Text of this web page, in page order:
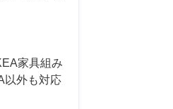
家具組み
以外も対応